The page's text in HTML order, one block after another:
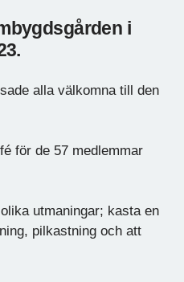
i
alla välkomna till den
för de 57 medlemmar
utmaningar; kasta en
pilkastning och att